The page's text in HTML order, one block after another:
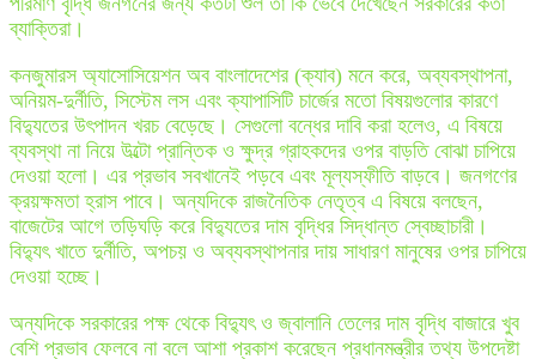
ব্যাক্তিরা।
কনজুমারস অ্যাসোসিয়েশন অব বাংলাদেশের (ক্যাব) মনে করে, অব্যবস্থাপনা,
অনিয়ম-দুর্নীতি, সিস্টেম লস এবং ক্যাপাসিটি চার্জের মতো বিষয়গুলোর কারণে
বিদ্যুতের উৎপাদন খরচ বেড়েছে। সেগুলো বন্ধের দাবি করা হলেও, এ বিষয়ে
ব্যবস্থা না নিয়ে উল্টো প্রান্তিক ও ক্ষুদ্র গ্রাহকদের ওপর বাড়তি বোঝা চাপিয়ে
দেওয়া হলো। এর প্রভাব সবখানেই পড়বে এবং মূল্যস্ফীতি বাড়বে। জনগণের
ক্রয়ক্ষমতা হ্রাস পাবে। অন্যদিকে রাজনৈতিক নেতৃত্ব এ বিষয়ে বলছেন,
বাজেটের আগে তড়িঘড়ি করে বিদ্যুতের দাম বৃদ্ধির সিদ্ধান্ত স্বেচ্ছাচারী।
বিদ্যুৎ খাতে দুর্নীতি, অপচয় ও অব্যবস্থাপনার দায় সাধারণ মানুষের ওপর চাপিয়ে
দেওয়া হচ্ছে।
অন্যদিকে সরকারের পক্ষ থেকে বিদ্যুৎ ও জ্বালানি তেলের দাম বৃদ্ধি বাজারে খুব
বেশি প্রভাব ফেলবে না বলে আশা প্রকাশ করেছেন প্রধানমন্ত্রীর তথ্য উপদেষ্টা